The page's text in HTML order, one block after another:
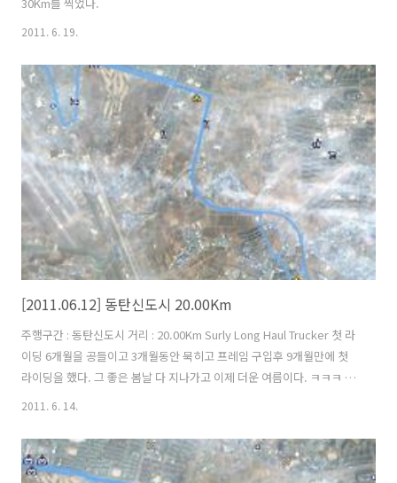
2011. 6. 19.
[2011.06.12] 동탄신도시 20.00Km
주행구간 : 동탄신도시 거리 : 20.00Km Surly Long Haul Trucker 첫 라
이딩 6개월을 공들이고 3개월동안 묵히고 프레임 구입후 9개월만에 첫
라이딩을 했다. 그 좋은 봄날 다 지나가고 이제 더운 여름이다. ㅋㅋㅋ 기
어변속할때 체인에 문제는 있지만 첫작품 치고는 피팅 및 브레이크의 제
2011. 6. 14.